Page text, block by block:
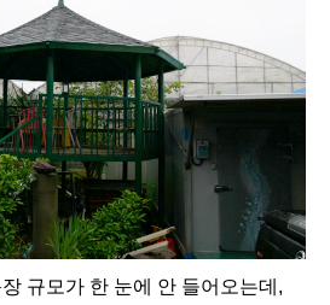
규모가 한 눈에 안 들어오는데,